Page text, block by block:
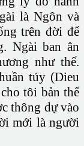
là Ngôn và
trên đời để
Ngài ban ân
như thế.
túy (Dieu
tôi bản thể
thông dự vào
mới là người